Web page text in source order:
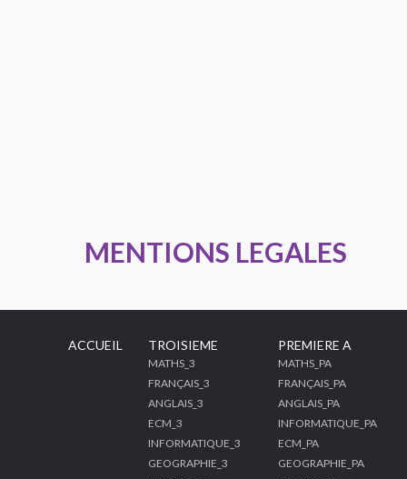
MENTIONS LEGALES
ACCUEIL TROISIEME
MATHS_3
FRANÇAIS_3
ANGLAIS_3
ECM_3
INFORMATIQUE_3
GEOGRAPHIE_3
PREMIERE A
MATHS_PA
FRANÇAIS_PA
ANGLAIS_PA
INFORMATIQUE_PA
ECM_PA
GEOGRAPHIE_PA